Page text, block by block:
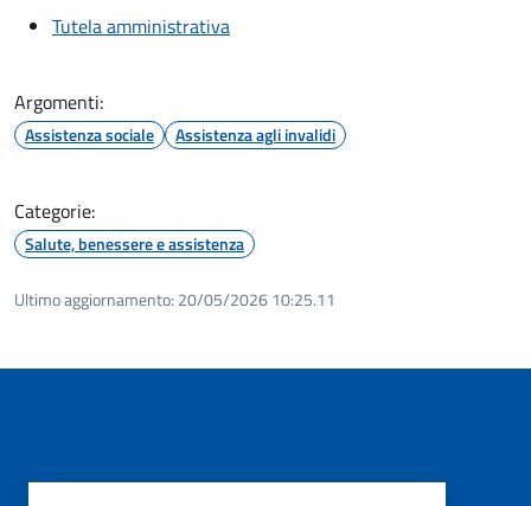
Tutela amministrativa
Argomenti:
Assistenza sociale Assistenza agli invalidi
Categorie:
Salute, benessere e assistenza
Ultimo aggiornamento: 20/05/2026 10:25.11